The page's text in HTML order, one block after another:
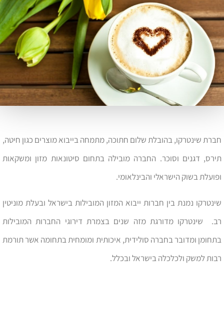
חברת שינטרקו, בהובלת שלום חתוכה, מתמחה בייבוא מוצרים כגון חיטה,
תירס, דגנים וסוכר. החברה מובילה בתחום סיטונאות מזון ומשקאות
ופועלת בשוק הישראלי והבינלאומי.
שינטרקו נמנת בין חברות ייבוא המזון המובילות בישראל ובעלת מוניטין
רב. שינטרקו מדורגת מזה שנים בצמרת דירוגי החברות המובילות
בתחומן ומדובר בחברה סולידית, איכותית ומומחית בתחומה אשר תורמת
רבות למשק ולכלכלה בישראל ובכלל.